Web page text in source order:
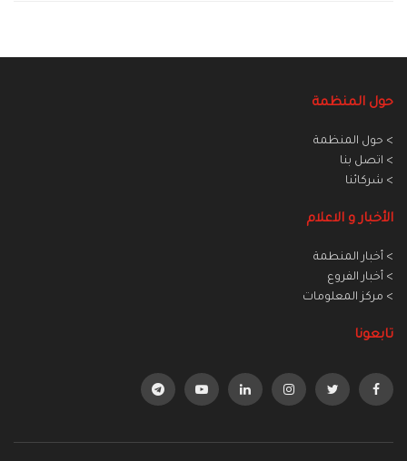
حول المنظمة
> حول المنظمة
> اتصل بنا
> شركائنا
الأخبار و الاعلام
> أخبار المنطمة
> أخبار الفروع
> مركز المعلومات
تابعونا